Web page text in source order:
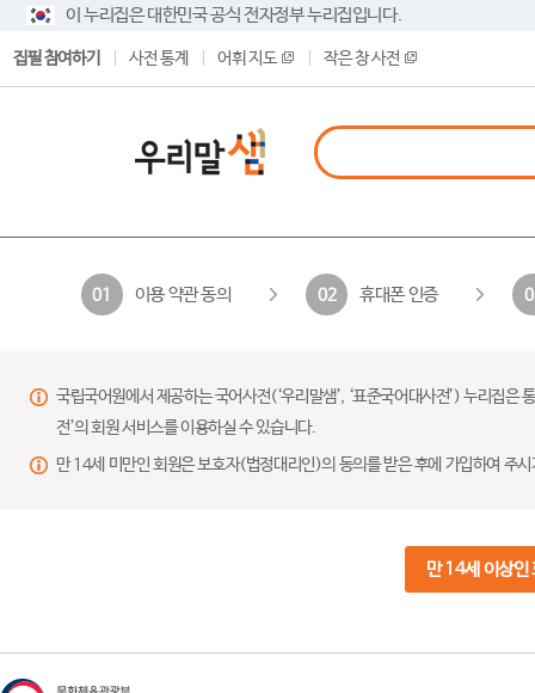
이 누리집은 대한민국 공식 전자정부 누리집입니다.
집필 참여하기 사전 통계 어휘 지도 작은 창 사전
01 이용 약관 동의 02 휴대폰 인증
국립국어원에서 제공하는 국어사전(‘우리말샘’, ‘표준국어대사전’) 누리집
전’의 회원 서비스를 이용하실 수 있습니다.
만 14세 미만인 회원은 보호자(법정대리인)의 동의를 받은 후에 가입하여 주
만 14세 이상인